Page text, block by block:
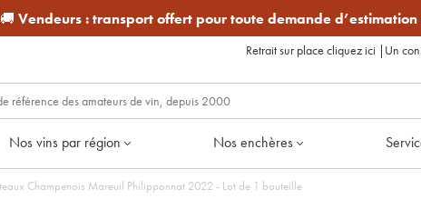
🚚 Vendeurs :transport offert pour toute demande d’estimation
Retrait sur place cliquez ici | Un
Nos vins par région Nos enchères
Coteaux Champenois Mareuil Philipponnat 2022 - Lot de 1 bouteille